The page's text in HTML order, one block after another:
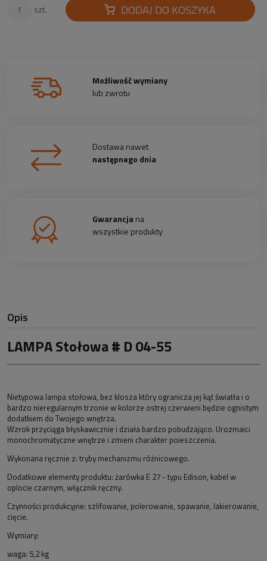
szt. DODAJ DO KOSZYKA
Możliwość wymiany
lub zwrotu
Dostawa nawet
następnego dnia
Gwarancjana
wszystkie produkty
Opis
LAMPA Stołowa # D 04-55
Nietypowa lampa stołowa, bez klosza który ogranicza jej kąt światła i o
bardzo nieregularnym trzonie w kolorze ostrej czerwieni będzie ognistym
dodatkiem do Twojego wnętrza.
Wzrok przyciąga błyskawicznie i działa bardzo pobudzająco. Urozmaici
monochromatyczne wnętrze i zmieni charakter poieszczenia.
Wykonana ręcznie z: tryby mechanizmu różnicowego.
Dodatkowe elementy produktu: żarówka E 27 - typu Edison, kabel w
oplocie czarnym, włącznik ręczny.
Czynności produkcyjne: szlifowanie, polerowanie, spawanie, lakierowanie,
cięcie.
Wymiary:
waga: 5,2 kg